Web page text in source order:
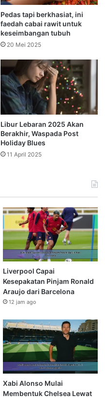
Pedas tapi berkhasiat, ini
faedah cabai rawit untuk
keseimbangan tubuh
20 Mei 2025
Libur Lebaran 2025 Akan
Berakhir, Waspada Post
Holiday Blues
11 April 2025
Liverpool Capai
Kesepakatan Pinjam Ronald
Araujo dari Barcelona
12 jam ago
Xabi Alonso Mulai
Membentuk Chelsea Lewat